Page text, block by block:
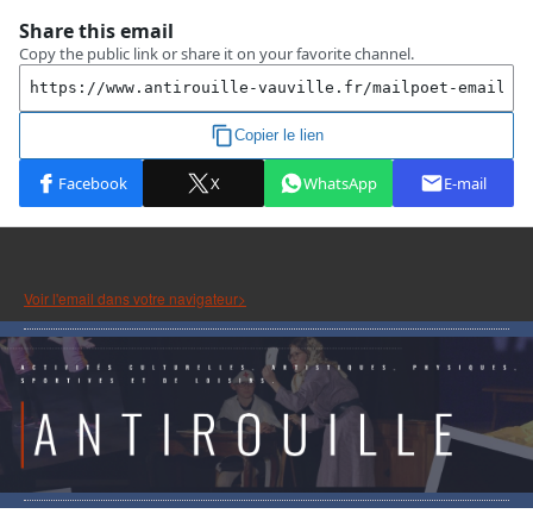
Voir l'email dans votre navigateur>